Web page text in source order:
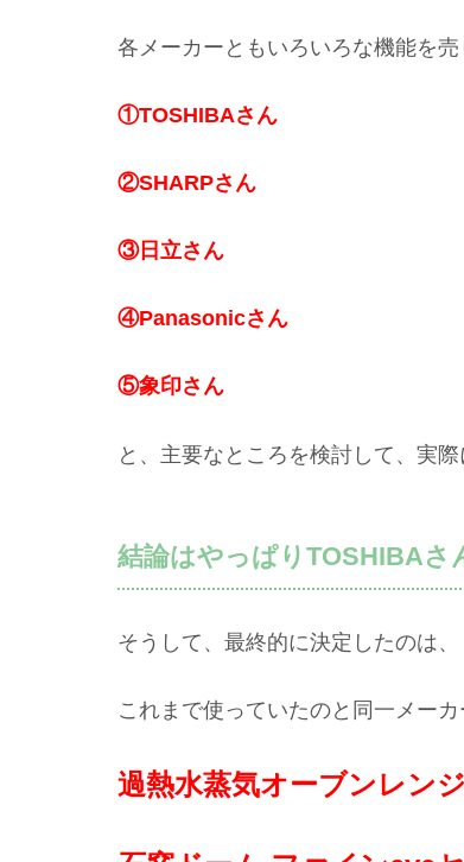
各メーカーともいろいろな機能を
①TOSHIBAさん
②SHARPさん
③日立さん
④Panasonicさん
⑤象印さん
と、主要なところを検討して、実
結論はやっぱりTOSHIBAさ
そうして、最終的に決定したのは、
これまで使っていたのと同一メー
過熱水蒸気オーブンレン